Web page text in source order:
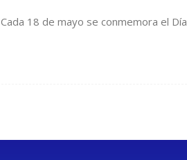
Cada 18 de mayo se conmemora el